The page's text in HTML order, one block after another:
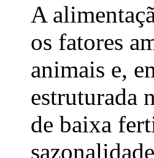
A
os fatores
animais e,
estruturada
de baixa